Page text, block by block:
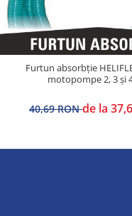
Furtun absorbție
motopompe 2, 3 și
40,69 RONde la